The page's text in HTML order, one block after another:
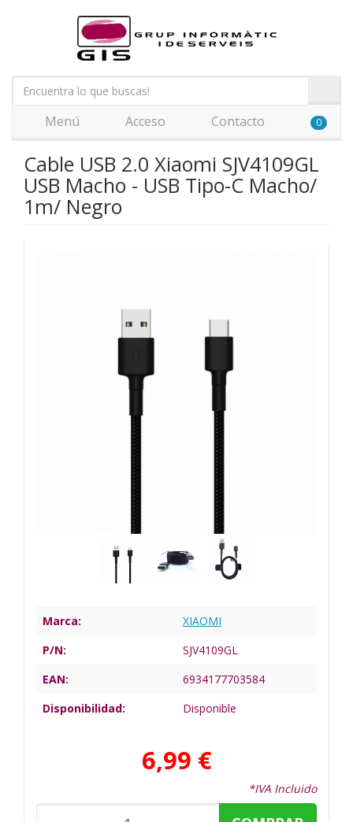
Menú Acceso Contacto 0
Cable USB 2.0 Xiaomi SJV4109GL
USB Macho - USB Tipo-C Macho/
1m/ Negro
Marca:
XIAOMI
P/N:
SJV4109GL
EAN:
6934177703584
Disponibilidad:
Disponible
6,99 €
*IVA Incluido